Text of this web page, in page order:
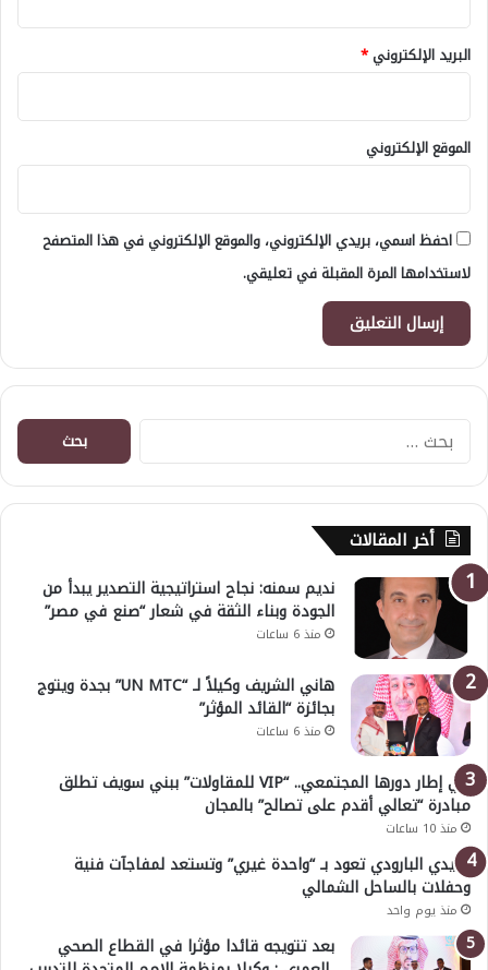
البريد الإلكتروني*
الموقع الإلكتروني
احفظ اسمي، بريدي الإلكتروني، والموقع الإلكتروني في هذا المتصفح
لاستخدامها المرة المقبلة في تعليقي.
البحث
عن:
أخر المقالات
نديم سمنه: نجاح استراتيجية التصدير يبدأ من
الجودة وبناء الثقة في شعار “صنع في مصر”
منذ 6 ساعات
هاني الشريف وكيلاً لـ “UN MTC” بجدة ويتوج
بجائزة “القائد المؤثر”
منذ 6 ساعات
في إطار دورها المجتمعي.. “VIP للمقاولات” ببني سويف تطلق
مبادرة “تعالي أقدم على تصالح” بالمجان
منذ 10 ساعات
هايدي البارودي تعود بـ “واحدة غيري” وتستعد لمفاجآت فنية
وحفلات بالساحل الشمالي
منذ يوم واحد
بعد تتويجه قائدا مؤثرا في القطاع الصحي